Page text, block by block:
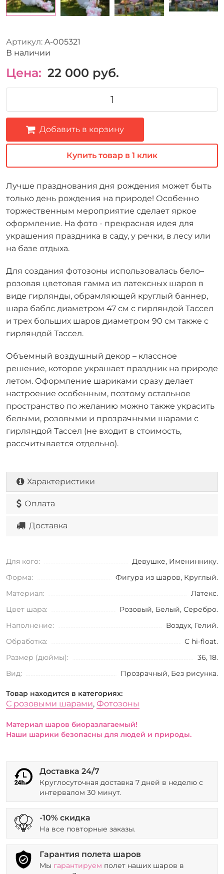
Артикул: A-005321
В наличии
Цена: 22 000 руб.
Добавить в корзину
Купить товар в 1 клик
Лучше празднования дня рождения может быть
только день рождения на природе! Особенно
торжественным мероприятие сделает яркое
оформление. На фото - прекрасная идея для
украшения праздника в саду, у речки, в лесу или
на базе отдыха.
Для создания фотозоны использовалась бело–
розовая цветовая гамма из латексных шаров в
виде гирлянды, обрамляющей круглый баннер,
шара баблс диаметром 47 см с гирляндой Тассел
и трех больших шаров диаметром 90 см также с
гирляндой Тассел.
Объемный воздушный декор – классное
решение, которое украшает праздник на природе
летом. Оформление шариками сразу делает
настроение особенным, поэтому остальное
пространство по желанию можно также украсить
белыми, розовыми и прозрачными шарами с
гирляндой Тассел (не входит в стоимость,
рассчитывается отдельно).
Характеристики
Оплата
Доставка
Для кого:
Девушке, Имениннику.
Форма:
Фигура из шаров, Круглый.
Материал:
Латекс.
Цвет шара:
Розовый, Белый, Серебро.
Наполнение:
Воздух, Гелий.
Обработка:
С hi-float.
Размер (дюймы):
36, 18.
Вид:
Прозрачный, Без рисунка.
Товар находится в категориях:
С розовыми шарами, Фотозоны
Материал шаров биоразлагаемый!
Наши шарики безопасны для людей и природы.
Доставка 24/7
Круглосуточная доставка 7 дней в неделю с
интервалом 30 минут.
-10% скидка
На все повторные заказы.
Гарантия полета шаров
Мы гарантируем полет наших шаров в